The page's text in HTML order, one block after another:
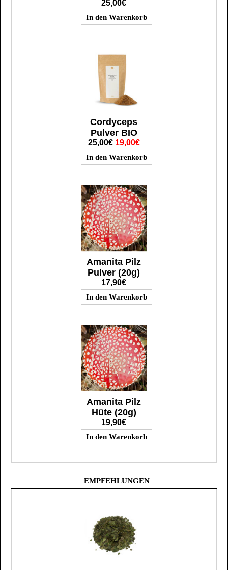
25,00€
Cordyceps
Pulver BIO
25,00€ 19,00€
Amanita Pilz
Pulver (20g)
17,90€
Amanita Pilz
Hüte (20g)
19,90€
EMPFEHLUNGEN